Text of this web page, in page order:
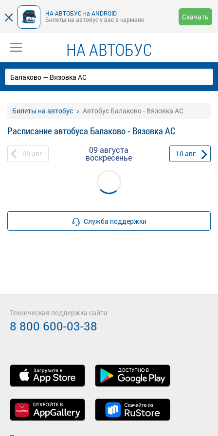
НА-АВТОБУС на ANDROID
Билеты на автобус у вас в кармане
Скачать
НА АВТОБУС
Билеты на автобус Автобус Балаково - Вязовка АС
Расписание автобуса Балаково - Вязовка АС
08 авг 09 августа
воскресенье 10авг
Служба поддержки
Техническая поддержка сайта
8 800 600-03-38